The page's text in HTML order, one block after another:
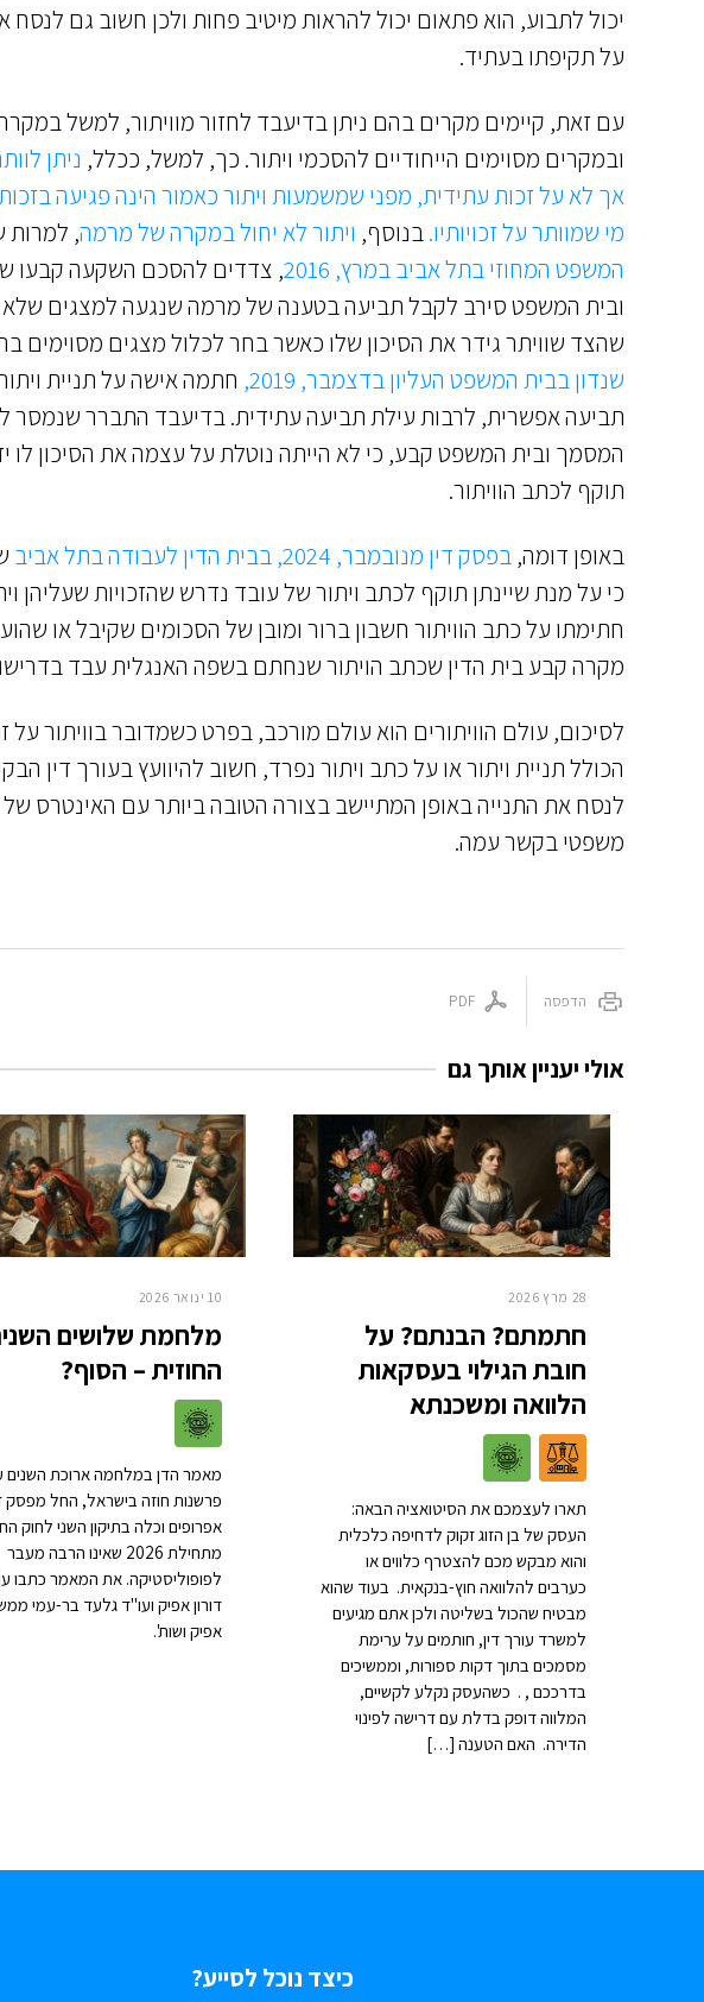
יכול לתבוע, הוא פתאום יכול להראות מיטיב פחות ולכן חשוב גם לנסח
על תקיפתו בעתיד.
עם זאת, קיימים מקרים בהם ניתן בדיעבד לחזור מוויתור, למשל
ובמקרים מסוימים הייחודיים להסכמי ויתור. כך, למשל, ככלל, ניתן
אך לא על זכות עתידית, מפני שמשמעות ויתור כאמור הינה פגיעה
מי שמוותר על זכויותיו.בנוסף, ויתור לא יחול במקרה של מרמה, למרות
המשפט המחוזי בתל אביב במרץ, 2016
, צדדים להסכם השקעה קבעו
ובית המשפט סירב לקבל תביעה בטענה של מרמה שנגעה למצגים שלא
שהצד שוויתר גידר את הסיכון שלו כאשר בחר לכלול מצגים מסוימים
שנדון בבית המשפט העליון בדצמבר, 2019,
חתמה אישה על תניית
תביעה אפשרית, לרבות עילת תביעה עתידית. בדיעבד התברר
המסמך ובית המשפט קבע, כי לא הייתה נוטלת על עצמה את הסיכון לו
תוקף לכתב הוויתור.
באופן דומה,בפסק דין מנובמבר, 2024, בבית הדין לעבודה בתל אביב
כי על מנת שיינתן תוקף לכתב ויתור של עובד נדרש שהזכויות שעליהן
חתימתו על כתב הוויתור חשבון ברור ומובן של הסכומים שקיבל או
מקרה קבע בית הדין שכתב הויתור שנחתם בשפה האנגלית עבד
לסיכום, עולם הוויתורים הוא עולם מורכב, בפרט כשמדובר בוויתור
הכולל תניית ויתור או על כתב ויתור נפרד, חשוב להיוועץ בעורך דין
לנסח את התנייה באופן המתיישב בצורה הטובה ביותר עם האינטרס
משפטי בקשר עמה.
הדפסה PDF
אולי יעניין אותך גם
28 מרץ 2026
חתמתם? הבנתם? על
חובת הגילוי בעסקאות
הלוואה ומשכנתא
תארו לעצמכם את הסיטואציה הבאה:
העסק של בן הזוג זקוק לדחיפה כלכלית
והוא מבקש מכם להצטרף כלווים או
כערבים להלוואה חוץ-בנקאית. בעוד שהוא
מבטיח שהכול בשליטה ולכן אתם מגיעים
למשרד עורך דין, חותמים על ערימת
מסמכים בתוך דקות ספורות, וממשיכים
בדרככם , . כשהעסק נקלע לקשיים,
המלווה דופק בדלת עם דרישה לפינוי
הדירה. האם הטענה […]
10 ינואר 2026
מלחמת שלושים
החוזית – הסוף?
מאמר הדן במלחמה ארוכת השנים
פרשנות חוזה בישראל, החל מפסק
אפרופים וכלה בתיקון השני לחוק
מתחילת 2026 שאינו הרבה מעבר
לפופוליסטיקה. את המאמר כתבו
דורון אפיק ועו"ד גלעד בר-עמי
אפיק ושות'.
כיצד נוכל לסייע?